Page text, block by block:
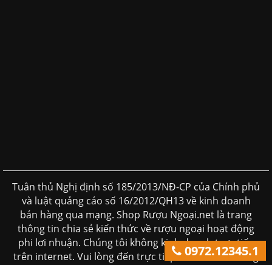
0972.12345.1
Tuân thủ Nghị định số 185/2013/NĐ-CP của Chính phủ
và luật quảng cáo số 16/2012/QH13 về kinh doanh
bán hàng qua mạng. Shop Rượu Ngoại.net là trang
thông tin chia sẻ kiến thức về rượu ngoại hoạt động
phi lơi nhuận. Chúng tôi không kinh doanh trực tiếp
trên internet. Vui lòng đến trực tiếp đến các cửa hàng